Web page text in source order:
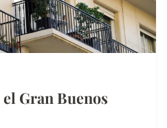
Gran Buenos